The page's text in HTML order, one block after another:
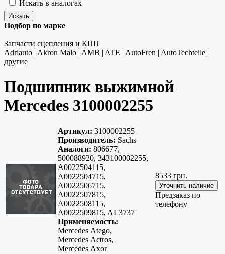
Искать в аналогах
Подбор по марке
Запчасти сцепления и КПП
Adriauto | Akron Malo | AMB | ATE | AutoFren | AutoTechteile |
другие
Подшипник выжимной
Mercedes 3100002255
Артикул: 3100002255
Производитель: Sachs
Аналоги: 806677,
500088920, 343100002255,
A0022504115,
A0022504715,
A0022506715,
A0022507815,
A0022508115,
A0022509815, AL3737
Применяемость:
Mercedes Atego,
Mercedes Actros,
Mercedes Axor
8533 грн.
Предзаказ по
телефону